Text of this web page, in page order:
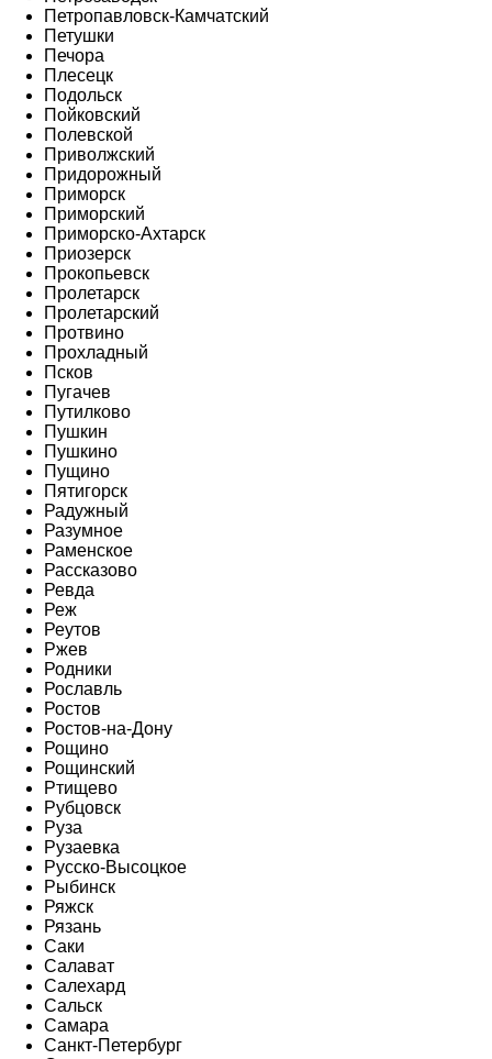
Петропавловск-Камчатский
Петушки
Печора
Плесецк
Подольск
Пойковский
Полевской
Приволжский
Придорожный
Приморск
Приморский
Приморско-Ахтарск
Приозерск
Прокопьевск
Пролетарск
Пролетарский
Протвино
Прохладный
Псков
Пугачев
Путилково
Пушкин
Пушкино
Пущино
Пятигорск
Радужный
Разумное
Раменское
Рассказово
Ревда
Реж
Реутов
Ржев
Родники
Рославль
Ростов
Ростов-на-Дону
Рощино
Рощинский
Ртищево
Рубцовск
Руза
Рузаевка
Русско-Высоцкое
Рыбинск
Ряжск
Рязань
Саки
Салават
Салехард
Сальск
Самара
Санкт-Петербург